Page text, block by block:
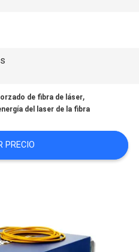
de fibra de láser,
del laser de la fibra
PRECIO